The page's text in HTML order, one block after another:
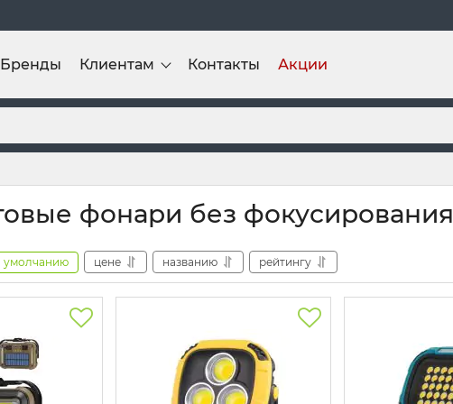
Бренды Клиентам Контакты Акции
фонари без фокусирования
умолчанию цене названию рейтингу